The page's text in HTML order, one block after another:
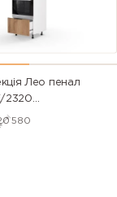
Лео пенал
2320
580